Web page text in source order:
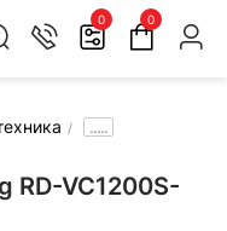
0 0
.....
RD-VC1200S-